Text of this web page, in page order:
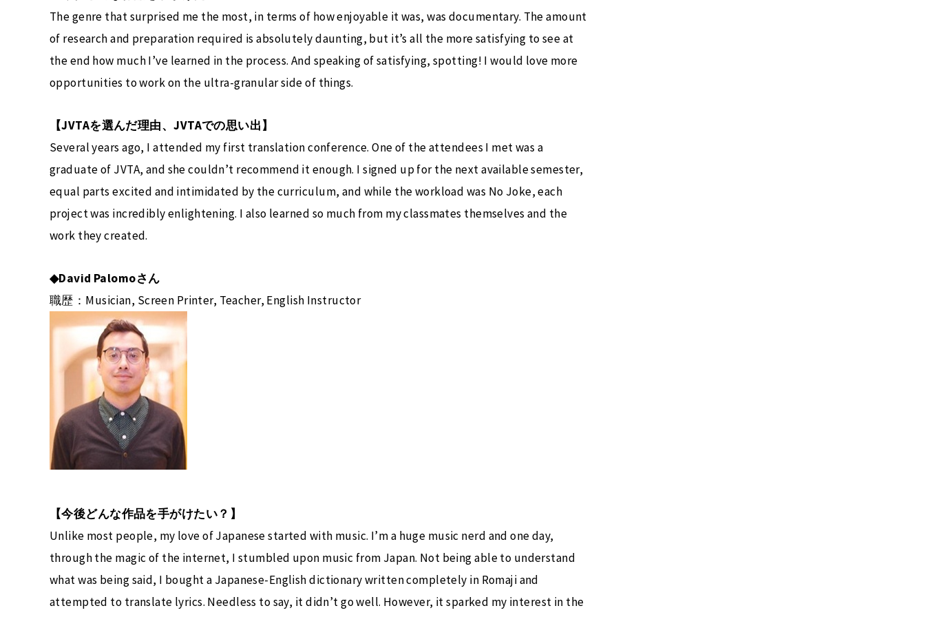
The genre that surprised me the most, in terms of how enjoyable it was, was documentary. The amount
of research and preparation required is absolutely daunting, but it’s all the more satisfying to see at
the end how much I’ve learned in the process. And speaking of satisfying, spotting! I would love more
opportunities to work on the ultra-granular side of things.
【JVTAを選んだ理由、JVTAでの思い出】
Several years ago, I attended my first translation conference. One of the attendees I met was a
graduate of JVTA, and she couldn’t recommend it enough. I signed up for the next available semester,
equal parts excited and intimidated by the curriculum, and while the workload was No Joke, each
project was incredibly enlightening. I also learned so much from my classmates themselves and the
work they created.
◆David Palomoさん
職歴：Musician, Screen Printer, Teacher, English Instructor
【今後どんな作品を手がけたい？】
Unlike most people, my love of Japanese started with music. I’m a huge music nerd and one day,
through the magic of the internet, I stumbled upon music from Japan. Not being able to understand
what was being said, I bought a Japanese-English dictionary written completely in Romaji and
attempted to translate lyrics. Needless to say, it didn’t go well. However, it sparked my interest in the